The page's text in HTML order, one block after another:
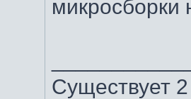
микросборки
Существует